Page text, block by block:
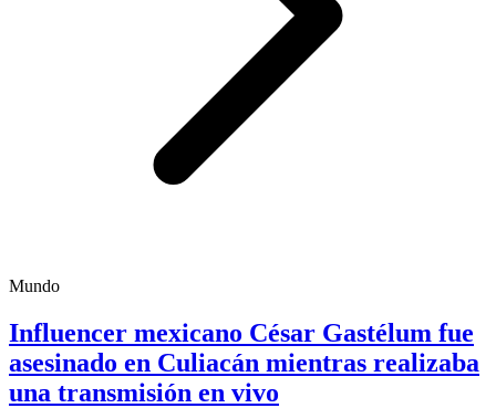
Mundo
Influencer mexicano César Gastélum fue
asesinado en Culiacán mientras realizaba
una transmisión en vivo